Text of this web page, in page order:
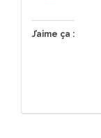
J’aime ça :